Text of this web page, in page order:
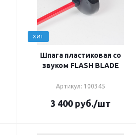
ХИТ
Шпага пластиковая со
звуком FLASH BLADE
Артикул: 100345
3 400руб./шт